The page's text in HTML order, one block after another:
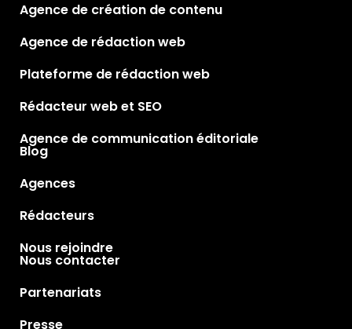
Agence de création de contenu
Agence de rédaction web
Plateforme de rédaction web
Rédacteur web et SEO
Agence de communication éditoriale
Blog
Agences
Rédacteurs
Nous rejoindre
Nous contacter
Partenariats
Presse